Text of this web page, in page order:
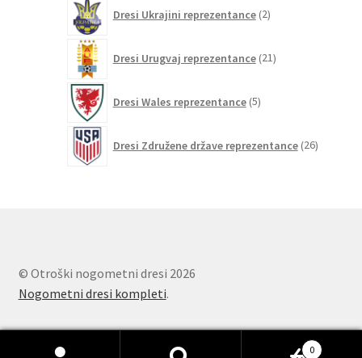
Dresi Ukrajini reprezentance 2izdelka
Dresi Urugvaj reprezentance 21izdelkov
Dresi Wales reprezentance 5izdelkov
Dresi Združene države reprezentance 26izdelkov
© Otroški nogometni dresi 2026
Nogometni dresi kompleti.
0